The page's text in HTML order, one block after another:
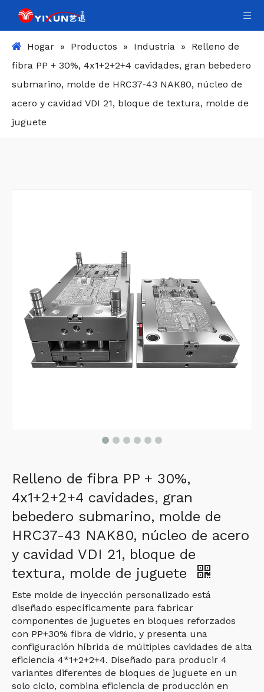
Hogar » Productos » Industria »
Relleno de
fibra PP + 30%, 4x1+2+2+4 cavidades, gran bebedero
submarino, molde de HRC37-43 NAK80, núcleo de
acero y cavidad VDI 21, bloque de textura, molde de
juguete
Relleno de fibra PP + 30%,
4x1+2+2+4 cavidades, gran
bebedero submarino, molde de
HRC37-43 NAK80, núcleo de acero
y cavidad VDI 21, bloque de
textura, molde de juguete
Este molde de inyección personalizado está
diseñado específicamente para fabricar
componentes de juguetes en bloques reforzados
con PP+30% fibra de vidrio, y presenta una
configuración híbrida de múltiples cavidades de alta
eficiencia 4*1+2+2+4. Diseñado para producir 4
variantes diferentes de bloques de juguete en un
solo ciclo, combina eficiencia de producción en